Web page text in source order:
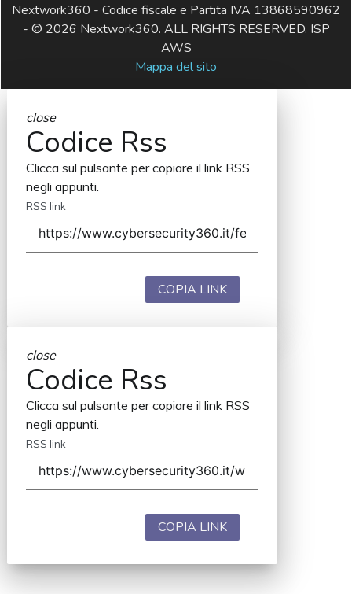
Nextwork360 - Codice fiscale e Partita IVA 13868590962
- © 2026 Nextwork360. ALL RIGHTS RESERVED. ISP
AWS
Mappa del sito
close
Codice Rss
Clicca sul pulsante per copiare il link RSS
negli appunti.
RSS link
COPIA LINK
close
Codice Rss
Clicca sul pulsante per copiare il link RSS
negli appunti.
RSS link
COPIA LINK